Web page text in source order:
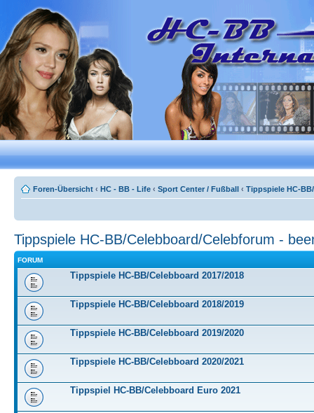
Foren-Übersicht ‹ HC - BB - Life ‹ Sport Center / Fußball ‹ Tippspiele HC-
Tippspiele HC-BB/Celebboard/Celebforum -
FORUM
Tippspiele HC-BB/Celebboard 2017/2018
Tippspiele HC-BB/Celebboard 2018/2019
Tippspiele HC-BB/Celebboard 2019/2020
Tippspiele HC-BB/Celebboard 2020/2021
Tippspiel HC-BB/Celebboard Euro 2021